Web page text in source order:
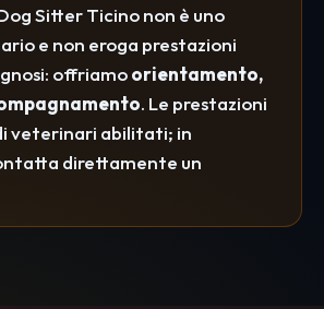
Sitter Ticino non è uno
e non eroga prestazioni
offriamoorientamento,
. Le prestazioni
veterinari abilitati; in
direttamente un